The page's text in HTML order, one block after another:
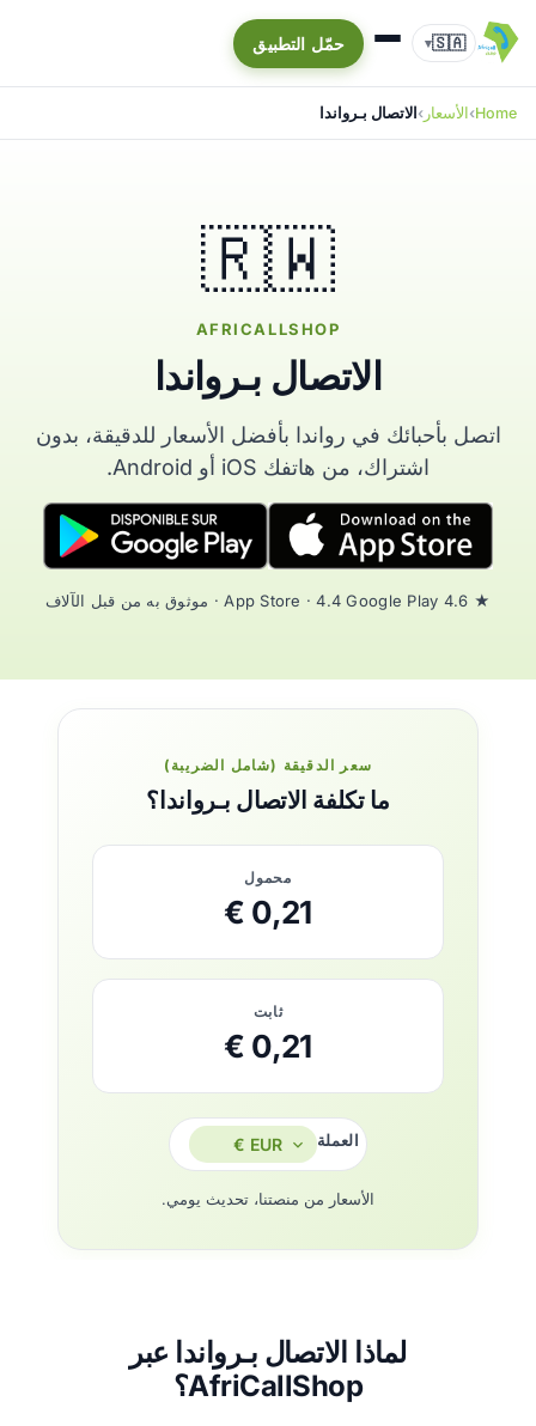
🇸🇦
▾ حمّل التطبيق
Home الأسعار الاتصال بـرواندا
🇷🇼
AFRICALLSHOP
الاتصال بـرواندا
اتصل بأحبائك في رواندا بأفضل الأسعار للدقيقة، بدون
اشتراك، من هاتفك iOS أو Android.
★ 4.6 App Store · 4.4 Google Play · موثوق به من قبل الآلاف
سعر الدقيقة (شامل الضريبة)
ما تكلفة الاتصال بـرواندا؟
محمول
0,21 €
ثابت
0,21 €
العملة
الأسعار من منصتنا، تحديث يومي.
لماذا الاتصال بـرواندا عبر
AfriCallShop؟